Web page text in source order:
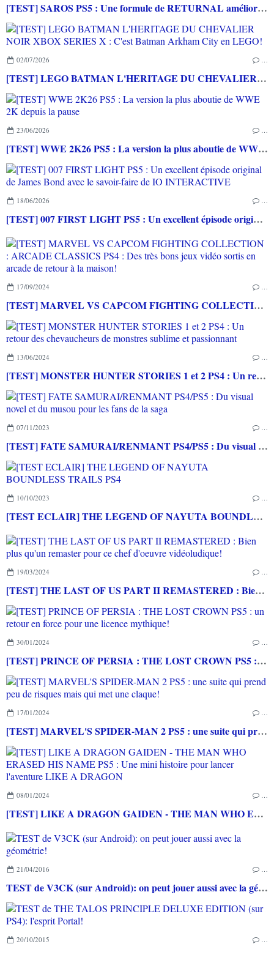
[TEST] SAROS PS5 : Une formule de RETURNAL améliorée et interessante
02/07/2026 …
[TEST] LEGO BATMAN L'HERITAGE DU CHEVALIER NOIR XBOX SERIES X : C'est Batman Arkham City en LEGO!
23/06/2026 …
[TEST] WWE 2K26 PS5 : La version la plus aboutie de WWE 2K depuis la pause
18/06/2026 …
[TEST] 007 FIRST LIGHT PS5 : Un excellent épisode original de James Bond avec le savoir-faire de IO INTERACTIVE
17/09/2024 …
[TEST] MARVEL VS CAPCOM FIGHTING COLLECTION : ARCADE CLASSICS PS4 : Des très bons jeux vidéo sortis en arcade de retour à la maison!
13/06/2024 …
[TEST] MONSTER HUNTER STORIES 1 et 2 PS4 : Un retour des chevaucheurs de monstres sublime et passionnant
07/11/2023 …
[TEST] FATE SAMURAI/RENMANT PS4/PS5 : Du visual novel et du musou pour les fans de la saga
10/10/2023 …
[TEST ECLAIR] THE LEGEND OF NAYUTA BOUNDLESS TRAILS PS4
19/03/2024 …
[TEST] THE LAST OF US PART II REMASTERED : Bien plus qu'un remaster pour ce chef d'oeuvre vidéoludique!
30/01/2024 …
[TEST] PRINCE OF PERSIA : THE LOST CROWN PS5 : un retour en force pour une licence mythique!
17/01/2024 …
[TEST] MARVEL'S SPIDER-MAN 2 PS5 : une suite qui prend peu de risques mais qui met une claque!
08/01/2024 …
[TEST] LIKE A DRAGON GAIDEN - THE MAN WHO ERASED HIS NAME PS5 : Une mini histoire pour lancer l'aventure LIKE A DRAGON
21/04/2016 …
TEST de V3CK (sur Android): on peut jouer aussi avec la géométrie!
20/10/2015 …